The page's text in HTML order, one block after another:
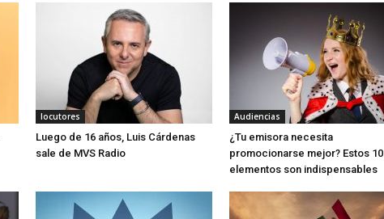
locutores
Luego de 16 años, Luis Cárdenas
sale de MVS Radio
Audiencias
¿Tu emisora necesita
promocionarse mejor? Estos 10
elementos son indispensables